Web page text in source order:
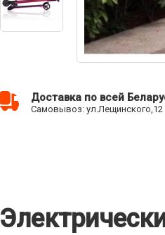
Доставка по всей
Самовывоз: